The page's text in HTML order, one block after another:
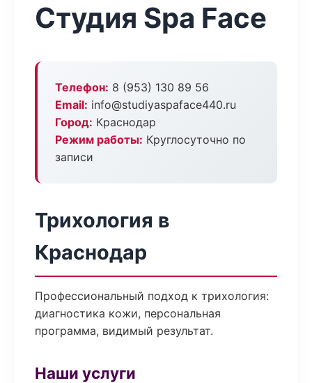
Студия Spa Face
Телефон: 8 (953) 130 89 56
Email: info@studiyaspaface440.ru
Город: Краснодар
Режим работы: Круглосуточно по
записи
Трихология в
Краснодар
Профессиональный подход к трихология:
диагностика кожи, персональная
программа, видимый результат.
Наши услуги